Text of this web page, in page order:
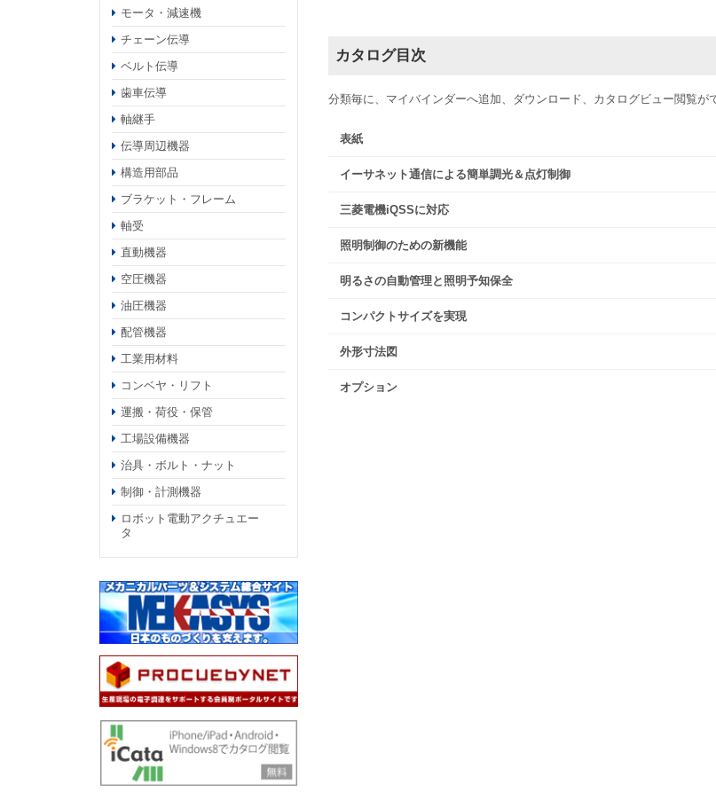
カタログ目次
分類毎に、マイバインダーへ追加、ダウンロード、カタログビュー閲覧が
表紙
イーサネット通信による簡単調光＆点灯制御
三菱電機iQSSに対応
照明制御のための新機能
明るさの自動管理と照明予知保全
コンパクトサイズを実現
外形寸法図
オプション
モータ・減速機
チェーン伝導
ベルト伝導
歯車伝導
軸継手
伝導周辺機器
構造用部品
ブラケット・フレーム
軸受
直動機器
空圧機器
油圧機器
配管機器
工業用材料
コンベヤ・リフト
運搬・荷役・保管
工場設備機器
治具・ボルト・ナット
制御・計測機器
ロボット電動アクチュエー
タ